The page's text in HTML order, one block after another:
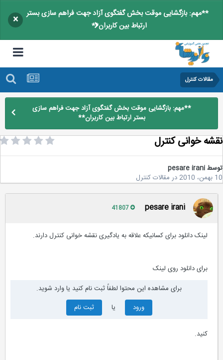
**مهم: بازگشایی موقت بخش گفتگوی آزاد جهت فراهم سازی بستر
ارتباط بین کاربران**
×
مقالات کنترل
**مهم: بازگشایی موقت بخش گفتگوی آزاد جهت فراهم سازی
بستر ارتباط بین کاربران**
خوانی کنترل
pesare irani
درمقالات کنترل
pesare irani
لینک دانلود برای کسانیکه علاقه به یادگیری نقشه خوانی کنترل دارند.
برای دانلود روی لینک
برای مشاهده این محتوا لطفاً ثبت نام کنید یا وارد شوید.
ورود
ثبت نام
کنید.